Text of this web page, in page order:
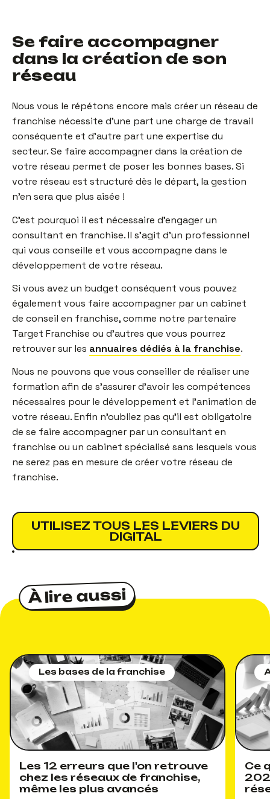
Se faire accompagner
dans la création de son
réseau
Nous vous le répétons encore mais créer un réseau de
franchise nécessite d’une part une charge de travail
conséquente et d’autre part une expertise du
secteur. Se faire accompagner dans la création de
votre réseau permet de poser les bonnes bases. Si
votre réseau est structuré dès le départ, la gestion
n’en sera que plus aisée !
C’est pourquoi il est nécessaire d’engager un
consultant en franchise. Il s’agit d’un professionnel
qui vous conseille et vous accompagne dans le
développement de votre réseau.
Si vous avez un budget conséquent vous pouvez
également vous faire accompagner par un cabinet
de conseil en franchise, comme notre partenaire
Target Franchise ou d’autres que vous pourrez
retrouver sur les annuaires dédiés à la franchise.
Nous ne pouvons que vous conseiller de réaliser une
formation afin de s’assurer d’avoir les compétences
nécessaires pour le développement et l’animation de
votre réseau. Enfin n’oubliez pas qu’il est obligatoire
de se faire accompagner par un consultant en
franchise ou un cabinet spécialisé sans lesquels vous
ne serez pas en mesure de créer votre réseau de
franchise.
UTILISEZ TOUS LES LEVIERS DU
DIGITAL
À lire aussi
À lire aussi
Les bases de la franchise
Les 12 erreurs que l'on retrouve
chez les réseaux de franchise,
même les plus avancés
Ce